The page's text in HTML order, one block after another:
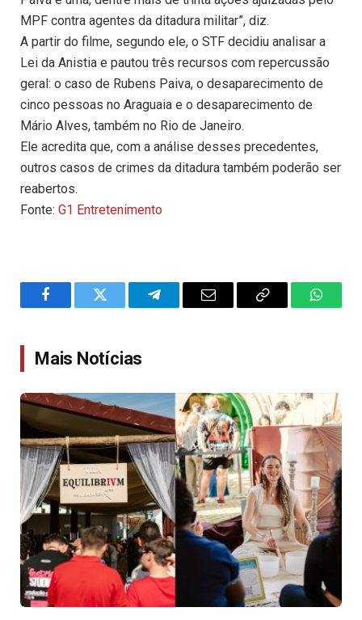
MPF contra agentes da ditadura militar”, diz.
A partir do filme, segundo ele, o STF decidiu analisar a
Lei da Anistia e pautou três recursos com repercussão
geral: o caso de Rubens Paiva, o desaparecimento de
cinco pessoas no Araguaia e o desaparecimento de
Mário Alves, também no Rio de Janeiro.
Ele acredita que, com a análise desses precedentes,
outros casos de crimes da ditadura também poderão ser
reabertos.
Fonte: G1 Entretenimento
FacebookTwitter TelegramEmail
Copy
Mais Notícias